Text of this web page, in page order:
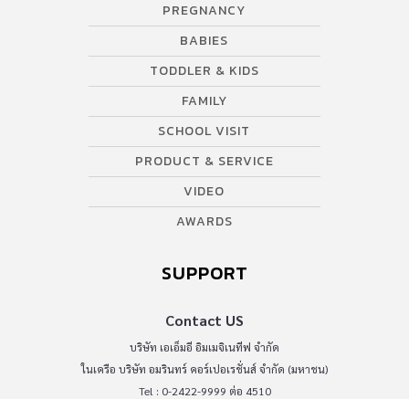
PREGNANCY
BABIES
TODDLER & KIDS
FAMILY
SCHOOL VISIT
PRODUCT & SERVICE
VIDEO
AWARDS
SUPPORT
Contact US
บริษัท เอเอ็มอี อิมเมจิเนทีฟ จำกัด
ในเครือ บริษัท อมรินทร์ คอร์เปอเรชั่นส์ จำกัด (มหาชน)
Tel : 0-2422-9999 ต่อ 4510